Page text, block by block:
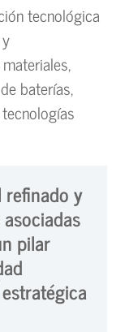
tecnológica
baterías,
y
pilar